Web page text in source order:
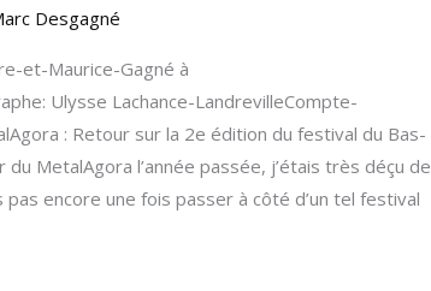
Desgagné
et-Maurice-Gagné à
Ulysse Lachance-LandrevilleCompte-
: Retour sur la 2e édition du festival du Bas-
MetalAgora l’année passée, j’étais très déçu de
pas encore une fois passer à côté d’un tel festival